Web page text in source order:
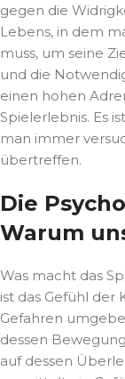
gegen die
Lebens, in dem
muss, um seine
und die
einen hohen
Spielerlebnis. Es
man immer
übertreffen.
Die
Warum
Was macht das
ist das Gefühl der
Gefahren
dessen
auf dessen